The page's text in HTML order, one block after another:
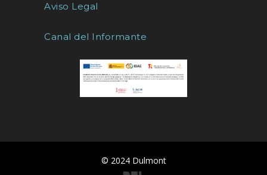
Aviso Legal
Canal del Informante
© 2024 Dulmont